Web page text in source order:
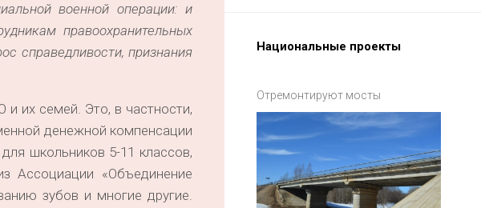
военной операции: и
правоохранительных
справедливости, признания
их семей. Это, в частности,
денежной компенсации
школьников 5-11 классов,
Ассоциации «Объединение
зубов и многие другие.
Национальные проекты
Отремонтируют мосты